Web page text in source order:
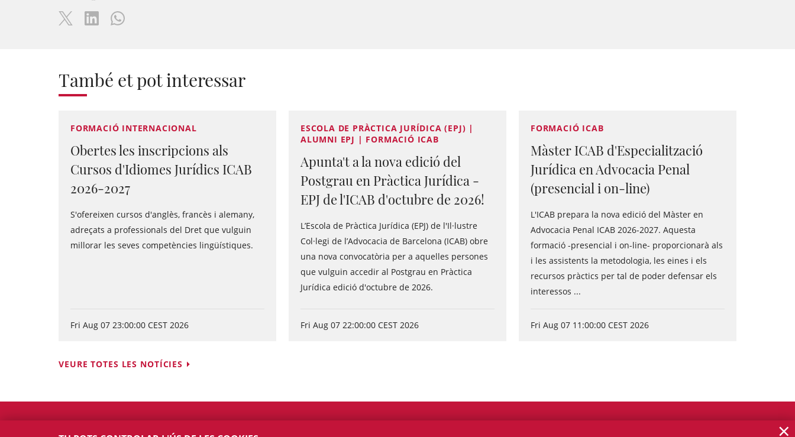
També et pot interessar
FORMACIÓ INTERNACIONAL
Obertes les inscripcions als
Cursos d'Idiomes Jurídics ICAB
2026-2027
S'ofereixen cursos d'anglès, francès i alemany,
adreçats a professionals del Dret que vulguin
millorar les seves competències lingüístiques.
Fri Aug 07 23:00:00 CEST 2026
ESCOLA DE PRÀCTICA JURÍDICA (EPJ) |
ALUMNI EPJ | FORMACIÓ ICAB
Apunta't a la nova edició del
Postgrau en Pràctica Jurídica -
EPJ de l'ICAB d'octubre de 2026!
L’Escola de Pràctica Jurídica (EPJ) de l'Il·lustre
Col·legi de l’Advocacia de Barcelona (ICAB) obre
una nova convocatòria per a aquelles persones
que vulguin accedir al Postgrau en Pràctica
Jurídica edició d'octubre de 2026.
Fri Aug 07 22:00:00 CEST 2026
FORMACIÓ ICAB
Màster ICAB d'Especialització
Jurídica en Advocacia Penal
(presencial i on-line)
L'ICAB prepara la nova edició del Màster en
Advocacia Penal ICAB 2026-2027. Aquesta
formació -presencial i on-line- proporcionarà als
i les assistents la metodologia, les eines i els
recursos pràctics per tal de poder defensar els
interessos ...
Fri Aug 07 11:00:00 CEST 2026
VEURE TOTES LES NOTÍCIES
×